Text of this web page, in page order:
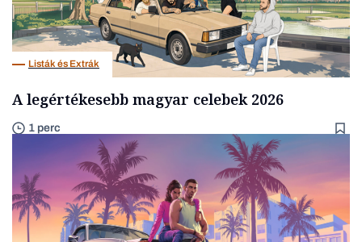
Listák és Extrák
A legértékesebb magyar celebek 2026
1 perc